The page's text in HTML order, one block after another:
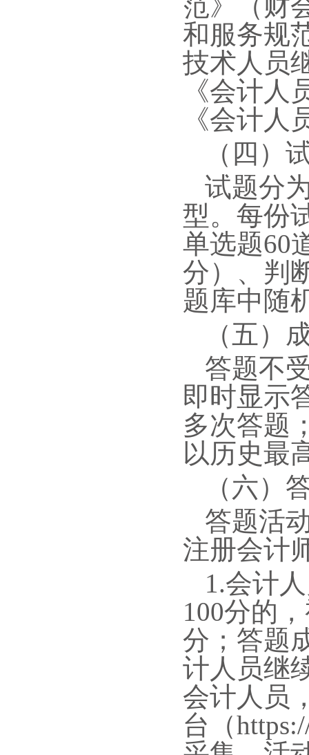
和服务规
技术人员
《会计人
《会计
（四）
试题分
型。每份
单选题60
分）、判
题库中随
（五）
答题不
即时显示
多次答题
以历史最
（六）
答题活
注册会计
1.会计
100分的
分；答题
计人员继
会计人员
台（